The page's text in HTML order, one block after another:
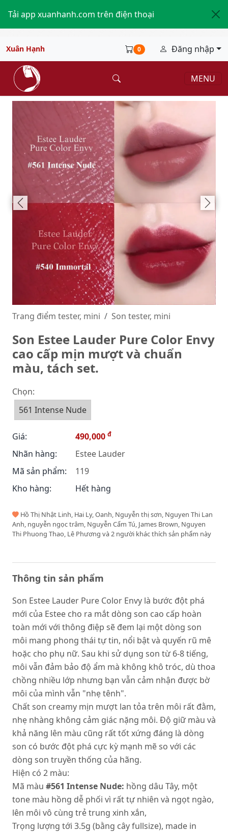
Tải app xuanhanh.com trên điện thoại
Xuân Hạnh 0 Đăng nhập
MENU
Trang điểm tester, mini Son tester, mini
Son Estee Lauder Pure Color Envy
cao cấp mịn mượt và chuẩn
màu, tách set.
Chọn:
561 Intense Nude
Giá: 490,000 đ
Nhãn hàng:
Estee Lauder
Mã sản phẩm:
119
Kho hàng:
Hết hàng
Hồ Thị Nhật Linh, Hai Ly, Oanh, Nguyễn thị sơn, Nguyen Thi Lan
Anh, nguyễn ngọc trâm, Nguyễn Cẩm Tú, James Brown, Nguyen
Thi Phuong Thao, Lê Phương và 2 người khác thích sản phẩm này
Thông tin sản phẩm
Son Estee Lauder Pure Color Envy là bước đột phá
mới của Estee cho ra mắt dòng son cao cấp hoàn
toàn mới với thông điệp sẽ đem lại một dòng son
môi mang phong thái tự tin, nổi bật và quyến rũ mê
hoặc cho phụ nữ. Sau khi sử dụng son từ 6-8 tiếng,
môi vẫn đảm bảo độ ẩm mà không khô tróc, dù thoa
chồng nhiều lớp nhưng bạn vẫn cảm nhận được bờ
môi của mình vẫn "nhẹ tênh".
Chất son creamy mịn mượt lan tỏa trên môi rất đằm,
nhẹ nhàng không cảm giác nặng môi. Độ giữ màu và
khả năng lên màu cũng rất tốt xứng đáng là dòng
son có bước đột phá cực kỳ mạnh mẽ so với các
dòng son truyền thống của hãng.
Hiện có 2 màu:
Mã màu #561 Intense Nude: hồng dâu Tây, một
tone màu hồng dễ phối vì rất tự nhiên và ngọt ngào,
lên môi vô cùng trẻ trung xinh xắn,
Trọng lượng tới 3.5g (bằng cây fullsize), made in